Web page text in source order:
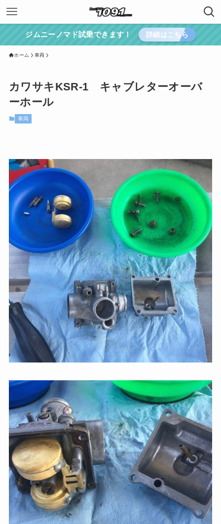
ジムニーノマド試乗できます！ 詳細はこちら
ホーム 車両
カワサキKSR-1 キャブレターオーバ
ーホール
車両